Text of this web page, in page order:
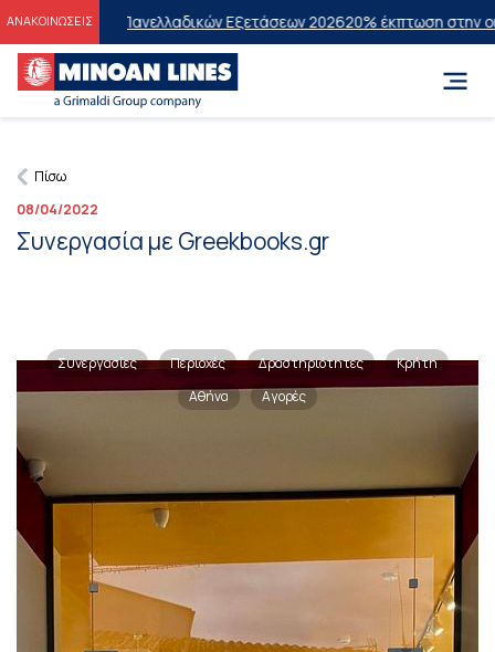
ΑΝΑΚΟΙΝΩΣΕΙΣ
των Πανελλαδικών Εξετάσεων 202620% έκπτωση στην
Πίσω
08/04/2022
Συνεργασία με Greekbooks.gr
Συνεργασίες Περιοχές Δραστηριότητες
Κρήτη
Αθήνα
Αγορές